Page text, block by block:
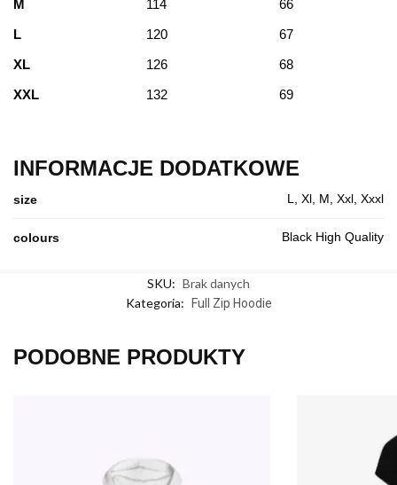
M 114
66
L
120
67
XL
126
68
XXL
132 69
INFORMACJE DODATKOWE
size L, Xl, M, Xxl, Xxxl
colours Black High Quality
SKU: Brak danych
Kategoria:
Full Zip Hoodie
PODOBNE PRODUKTY